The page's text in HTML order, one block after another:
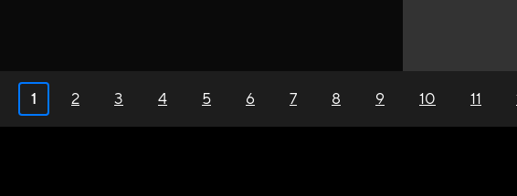
1 2 3 4 5 6 7 8 9 10 11